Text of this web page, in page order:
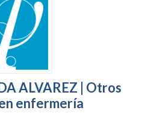
ALVAREZ | Otros
enfermería